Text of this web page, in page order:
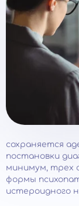
сохраняется
постановки
минимум, трех
формы
истероидного